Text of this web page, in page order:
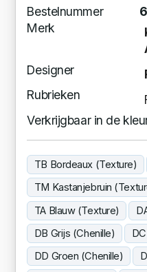
Bestelnummer
Merk
Designer
Rubrieken
Verkrijgbaar in de
TB Bordeaux (Texture)
TM Kastanjebruin
TA Blauw (Texture)
DB Grijs (Chenille)
DD Groen (Chenille)